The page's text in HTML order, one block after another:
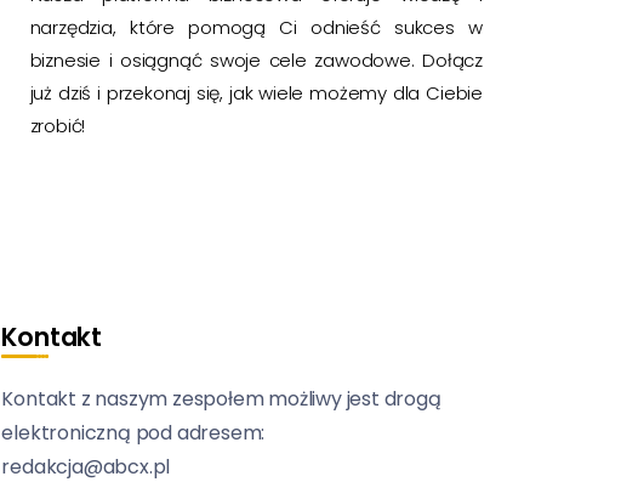
narzędzia, które pomogą Ci odnieść sukces w
biznesie i osiągnąć swoje cele zawodowe. Dołącz
już dziś i przekonaj się, jak wiele możemy dla Ciebie
zrobić!
Kontakt
Kontakt z naszym zespołem możliwy jest drogą
elektroniczną pod adresem:
redakcja@abcx.pl